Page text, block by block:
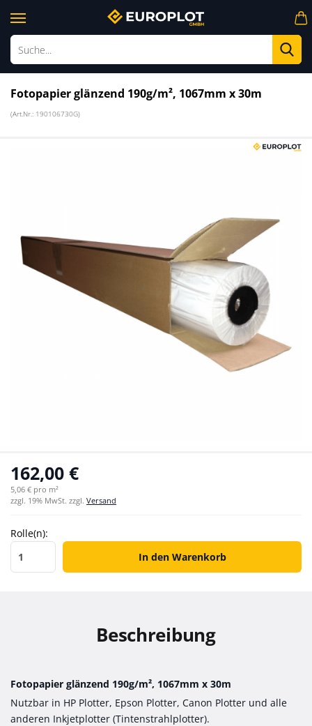
Fotopapier glänzend 190g/m², 1067mm x 30m
(Art.Nr.: 190106730G)
162,00 €
5,06 € pro m²
zzgl. 19% MwSt. zzgl. Versand
Rolle(n):
In den Warenkorb
Beschreibung
Fotopapier glänzend 190g/m², 1067mm x 30m
Nutzbar in HP Plotter, Epson Plotter, Canon Plotter und alle
anderen Inkjetplotter (Tintenstrahlplotter).